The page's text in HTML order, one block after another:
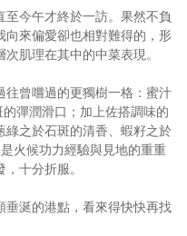
今午才終於一訪。果然不負
向來偏愛卻也相對難得的，形
肌理在其中的中菜表現。
往曾嚐過的更獨樹一格：蜜汁
彈潤滑口；加上佐搭調味的
之於石斑的清香、蝦籽之於
火候功力經驗與見地的重重
十分折服。
垂涎的港點，看來得快快再找